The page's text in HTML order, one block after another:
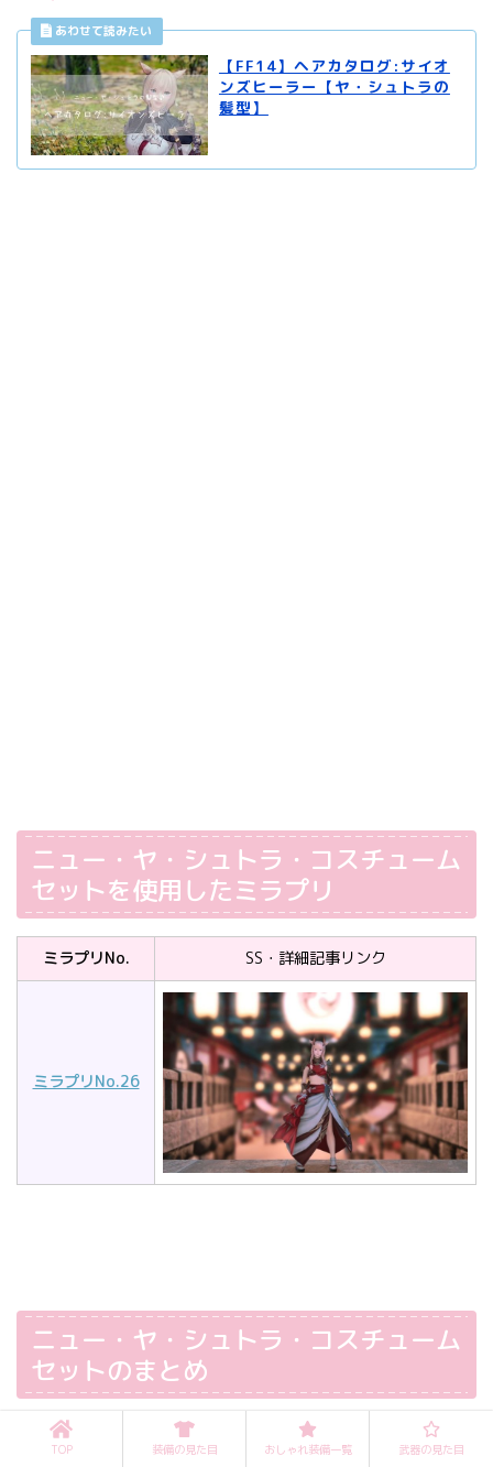
【FF14】ヘアカタログ:サイオ
ンズヒーラー【ヤ・シュトラの
髪型】
ニュー・ヤ・シュトラ・コスチューム
セットを使用したミラプリ
ミラプリNo. SS・詳細記事リンク
ミラプリNo.26
ニュー・ヤ・シュトラ・コスチューム
セットのまとめ
今回は、モグステ課金のおしゃれ装備「
ニュー・
TOP 装備の見た目 おしゃれ装備一覧 武器の見た目